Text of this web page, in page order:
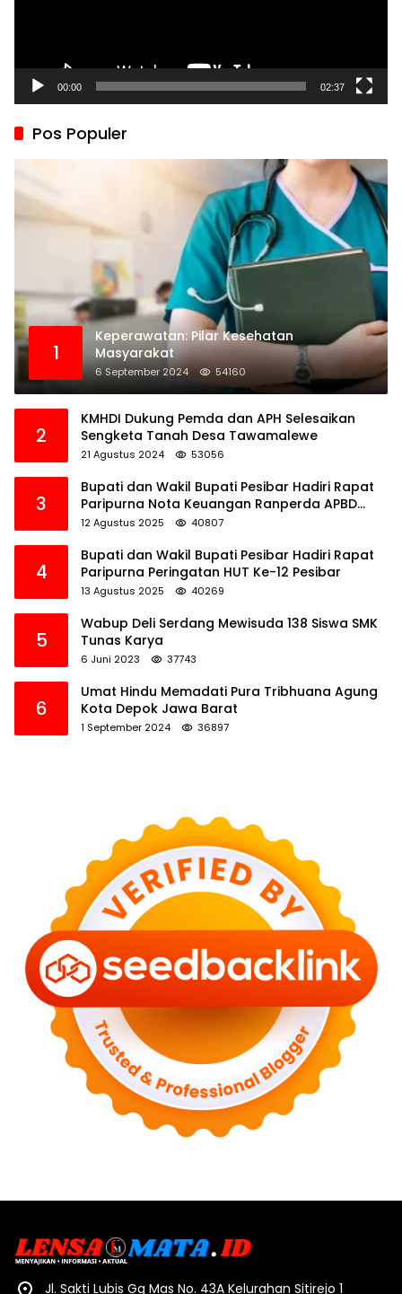
00:00 02:37
Pos Populer
1
Keperawatan: Pilar Kesehatan
Masyarakat
6 September 2024 54160
2
KMHDI Dukung Pemda dan APH Selesaikan
Sengketa Tanah Desa Tawamalewe
21 Agustus 2024 53056
3
Bupati dan Wakil Bupati Pesibar Hadiri Rapat
Paripurna Nota Keuangan Ranperda APBD
Perubahan TA 2025
12 Agustus 2025 40807
4
Bupati dan Wakil Bupati Pesibar Hadiri Rapat
Paripurna Peringatan HUT Ke-12 Pesibar
13 Agustus 2025 40269
5
Wabup Deli Serdang Mewisuda 138 Siswa SMK
Tunas Karya
6 Juni 2023 37743
6
Umat Hindu Memadati Pura Tribhuana Agung
Kota Depok Jawa Barat
1 September 2024 36897
Jl. Sakti Lubis Gg Mas No. 43A Kelurahan Sitirejo 1